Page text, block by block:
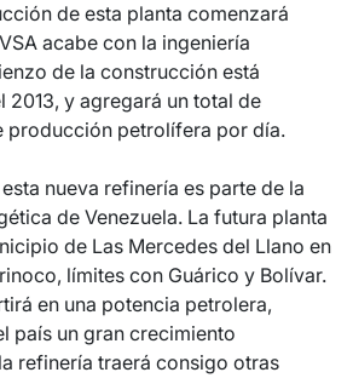
de esta planta comenzará
acabe con la ingeniería
de la construcción está
2013, y agregará un total de
producción petrolífera por día.
nueva refinería es parte de la
de Venezuela. La futura planta
de Las Mercedes del Llano en
límites con Guárico y Bolívar.
en una potencia petrolera,
país un gran crecimiento
refinería traerá consigo otras